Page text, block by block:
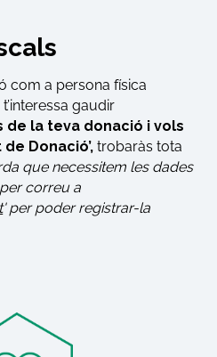
com a persona física
gaudir
de la teva donació i vols
Donació’, trobaràs tota
que necessitem les dades
correu a
' per poder registrar-la